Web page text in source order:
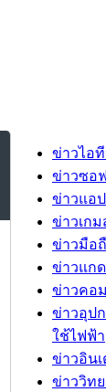
ข่าวไอ
ข่าวซอ
ข่าวแอ
ข่าวเกม
ข่าวมือ
ข่าวแก
ข่าวคอ
ข่าวอุป
ใช้ไฟฟ้า
ข่าวอินเ
ข่าววิท